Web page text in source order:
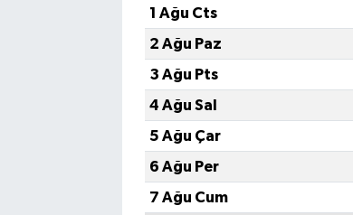
1 Ağu Cts
2 Ağu Paz
3 Ağu Pts
4 Ağu Sal
5 Ağu Çar
6 Ağu Per
7 Ağu Cum